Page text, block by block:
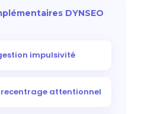
DYNSEO
impulsivité
recentrage attentionnel